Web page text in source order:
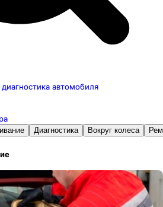
автомобиля
Диагностика Вокруг колеса